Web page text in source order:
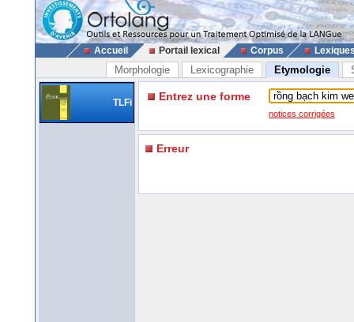
Accueil Portail lexical Corpus
Morphologie Lexicographie Etymologie
TLFi Entrez une forme
notices corrigées
Erreur